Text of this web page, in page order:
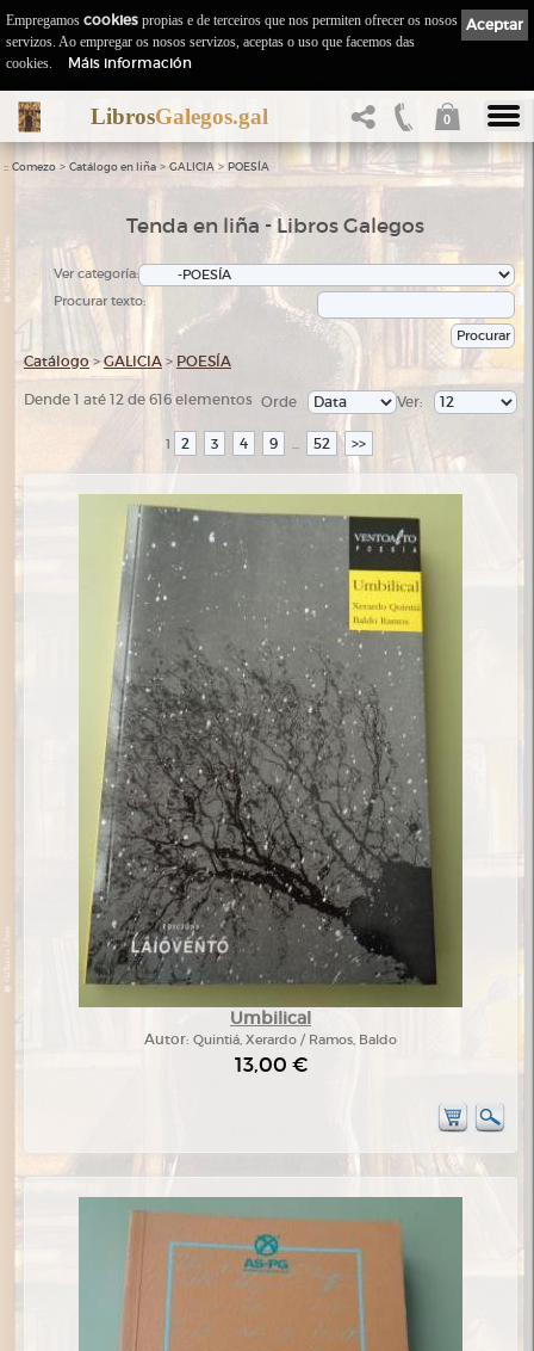
LibrosGalegos.gal 0
:: Comezo > Catálogo en liña > GALICIA> POESÍA
Tenda en liña - Libros Galegos
Ver categoría:
Procurar texto:
Catálogo >GALICIA > POESÍA
Dende 1 até 12 de 616 elementos Ver:
Orde
1 2 3 4 9 ... 52 >>
Umbilical
Autor: Quintiá, Xerardo / Ramos, Baldo
13,00 €
Aceptar
Empregamos cookies propias e de terceiros que nos permiten ofrecer os nosos
servizos. Ao empregar os nosos servizos, aceptas o uso que facemos das
cookies.
Máis información